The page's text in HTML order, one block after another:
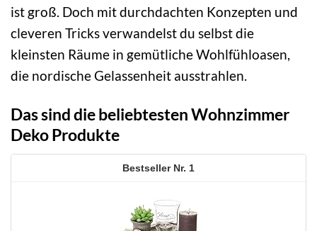
ist groß. Doch mit durchdachten Konzepten und
cleveren Tricks verwandelst du selbst die
kleinsten Räume in gemütliche Wohlfühloasen,
die nordische Gelassenheit ausstrahlen.
Das sind die beliebtesten Wohnzimmer
Deko Produkte
1